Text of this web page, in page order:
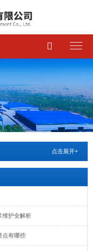

点击展开+
维护全解析
点有哪些